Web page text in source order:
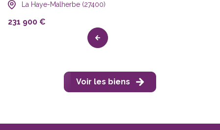
La Haye-Malherbe (27400)
231 900 €
Voir les biens